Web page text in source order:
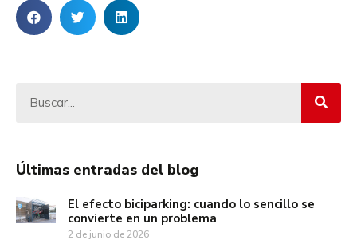
Últimas entradas del blog
El efecto biciparking: cuando lo sencillo se
convierte en un problema
2 de junio de 2026